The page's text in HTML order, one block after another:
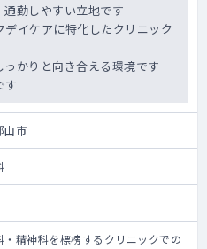
勤しやすい立地です
イケアに特化したクリニック
かりと向き合える環境です
す
山市
・精神科を標榜するクリニックでの